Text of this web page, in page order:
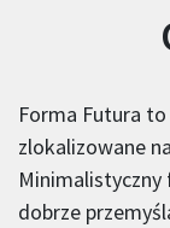
Forma Futura
zlokalizowane
Minimalistyczny
dobrze